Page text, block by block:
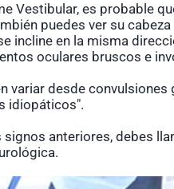
Vestibular, es probable
puedes ver su
incline en la misma
oculares bruscos e
variar desde
idiopáticos".
anteriores, debes